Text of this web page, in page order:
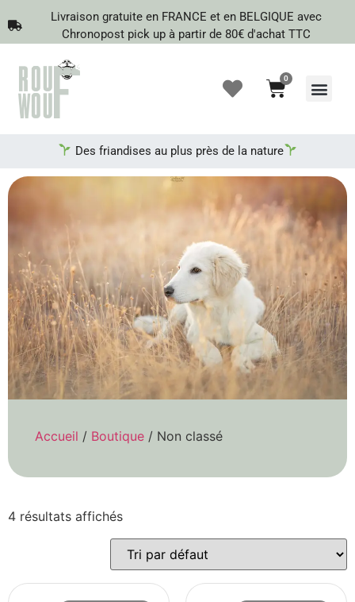
Livraison gratuite en FRANCE et en BELGIQUE avec
Chronopost pick up à partir de 80€ d'achat TTC
0
Des friandises au plus près de la nature
Accueil / Boutique / Non classé
4 résultats affichés